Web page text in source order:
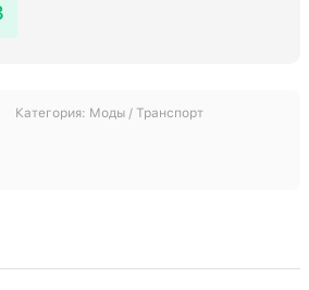
Категория: Моды / Транспорт